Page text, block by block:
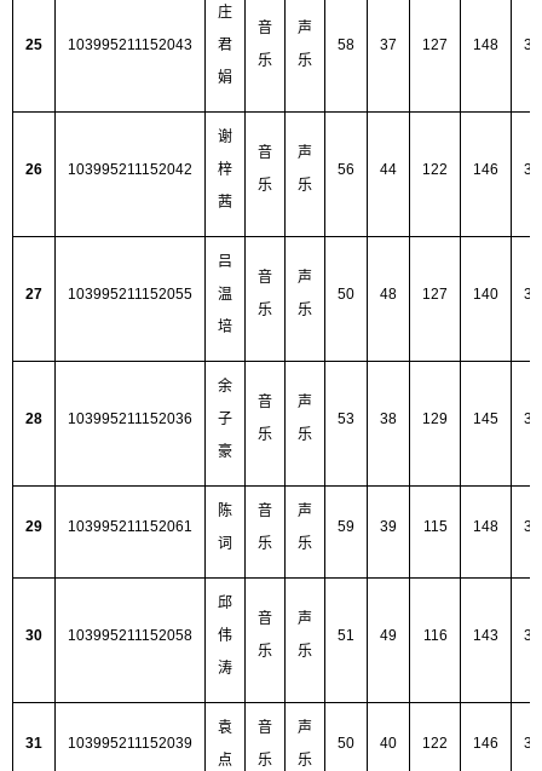
25 103995211152043
庄
君
娟
音
乐
声
乐
58 37 127 148
26 103995211152042
谢
梓
茜
音
乐
声
乐
56 44 122 146
27 103995211152055
吕
温
培
音
乐
声
乐
50 48 127 140
28 103995211152036
余
子
豪
音
乐
声
乐
53 38 129 145
29 103995211152061
陈
词
音
乐
声
乐
59 39 115 148
30 103995211152058
邱
伟
涛
音
乐
声
乐
51 49 116 143
31 103995211152039
袁
点
音
乐
声
乐
50 40 122 146